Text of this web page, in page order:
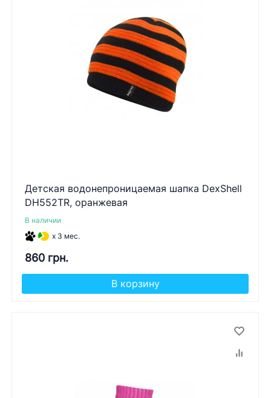
Детская водонепроницаемая шапка DexShell
DH552TR, оранжевая
В наличии
x 3 мес.
860 грн.
В корзину